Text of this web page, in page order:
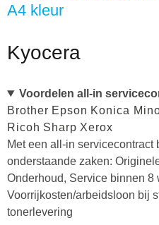
A4 kleur
Kyocera
Voordelen all-in
Brother Epson Konica
Ricoh Sharp Xerox
Met een all-in servicecontract
onderstaande zaken:
Onderhoud, Service binnen 8
Voorrijkosten/arbeidsloon bij
tonerlevering